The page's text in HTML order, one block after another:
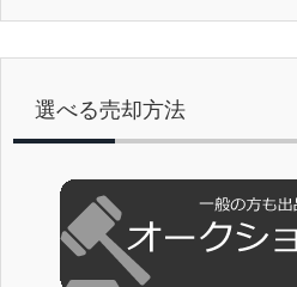
選べる売却方法